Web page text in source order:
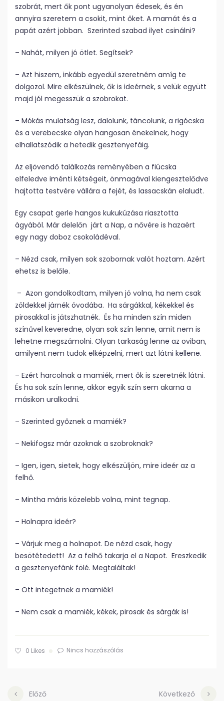
szobrát, mert ők pont ugyanolyan édesek, és én
annyira szeretem a csokit, mint őket. A mamát és a
papát azért jobban. Szerinted szabad ilyet csinálni?
– Nahát, milyen jó ötlet. Segítsek?
– Azt hiszem, inkább egyedül szeretném amíg te
dolgozol. Mire elkészülnek, ők is ideérnek, s velük együtt
majd jól megesszük a szobrokat.
– Mókás mulatság lesz, dalolunk, táncolunk, a rigócska
és a verebecske olyan hangosan énekelnek, hogy
elhallatszódik a hetedik gesztenyefáig.
Az eljövendő találkozás reményében a fiúcska
elfeledve iménti kétségeit, önmagával kiengesztelődve
hajtotta testvére vállára a fejét, és lassacskán elaludt.
Egy csapat gerle hangos kukukúzása riasztotta
ágyából. Már delelőn járt a Nap, a nővére is hazaért
egy nagy doboz csokoládéval.
– Nézd csak, milyen sok szobornak valót hoztam. Azért
ehetsz is belőle.
– Azon gondolkodtam, milyen jó volna, ha nem csak
zöldekkel járnék óvodába. Ha sárgákkal, kékekkel és
pirosakkal is játszhatnék. És ha minden szín miden
színűvel keveredne, olyan sok szín lenne, amit nem is
lehetne megszámolni. Olyan tarkaság lenne az oviban,
amilyent nem tudok elképzelni, mert azt látni kellene.
– Ezért harcolnak a mamiék, mert ők is szeretnék látni.
És ha sok szín lenne, akkor egyik szín sem akarna a
másikon uralkodni.
– Szerinted győznek a mamiék?
– Nekifogsz már azoknak a szobroknak?
– Igen, igen, sietek, hogy elkészüljön, mire ideér az a
felhő.
– Mintha máris közelebb volna, mint tegnap.
– Holnapra ideér?
– Várjuk meg a holnapot. De nézd csak, hogy
besötétedett! Az a felhő takarja el a Napot. Ereszkedik
a gesztenyefánk fölé. Megtaláltak!
– Ott integetnek a mamiék!
– Nem csak a mamiék, kékek, pirosak és sárgák is!
0 Likes Nincs hozzászólás
Előző Következő